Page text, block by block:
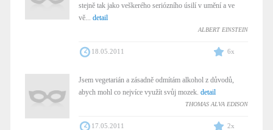
stejně tak jako veškerého seriózního úsilí v umění a ve
vě... detail
ALBERT EINSTEIN
18.05.2011 6x
Jsem vegetarián a zásadně odmítám alkohol z důvodů,
abych mohl co nejvíce využít svůj mozek. detail
THOMAS ALVA EDISON
17.05.2011 2x